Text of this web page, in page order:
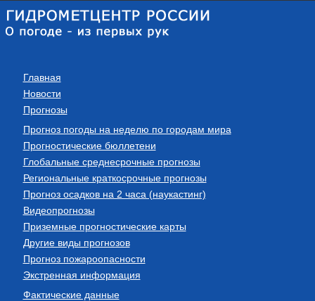
Главная
Новости
Прогнозы
Прогноз погоды на неделю по городам мира
Прогностические бюллетени
Глобальные среднесрочные прогнозы
Региональные краткосрочные прогнозы
Прогноз осадков на 2 часа (наукастинг)
Видеопрогнозы
Приземные прогностические карты
Другие виды прогнозов
Прогноз пожароопасности
Экстренная информация
Фактические данные